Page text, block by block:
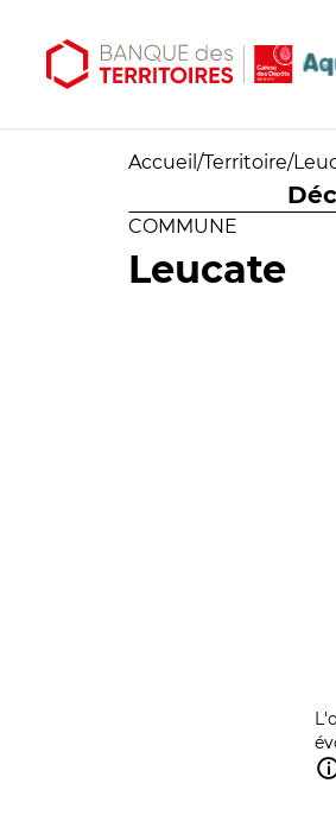
Accueil /Territoire/
COMMUNE
Leucate